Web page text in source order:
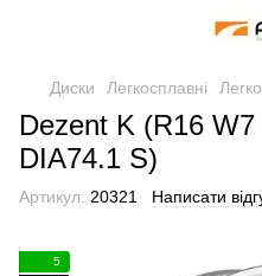
Диски Легкосплавні
Dezent K (R16
DIA74.1 S)
Артикул: 20321 Написати
5